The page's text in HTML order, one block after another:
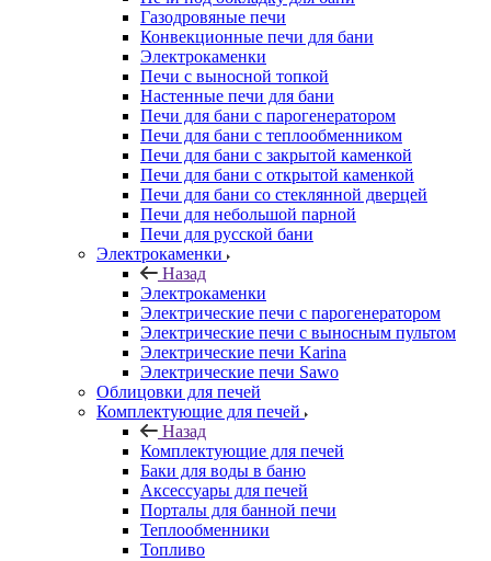
Газодровяные печи
Конвекционные печи для бани
Электрокаменки
Печи с выносной топкой
Настенные печи для бани
Печи для бани с парогенератором
Печи для бани с теплообменником
Печи для бани с закрытой каменкой
Печи для бани с открытой каменкой
Печи для бани со стеклянной дверцей
Печи для небольшой парной
Печи для русской бани
Электрокаменки
Назад
Электрокаменки
Электрические печи с парогенератором
Электрические печи с выносным пультом
Электрические печи Karina
Электрические печи Sawo
Облицовки для печей
Комплектующие для печей
Назад
Комплектующие для печей
Баки для воды в баню
Аксессуары для печей
Порталы для банной печи
Теплообменники
Топливо